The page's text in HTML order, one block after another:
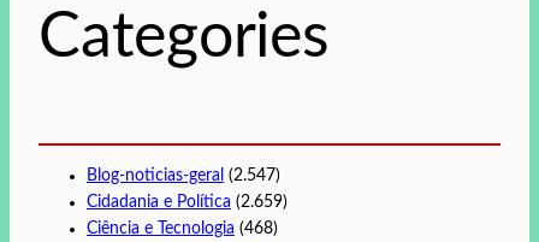
aCategories
Blog-noticias-geral (2.547)
Cidadania e Política (2.659)
Ciência e Tecnologia (468)